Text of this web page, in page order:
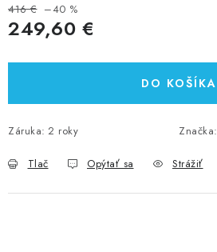
416 € –40 %
249,60 €
DO KOŠÍKA
Záruka: 2 roky Značka:
Tlač Opýtať sa Strážiť